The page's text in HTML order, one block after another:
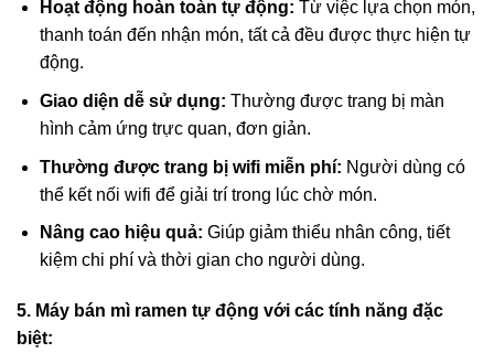
Hoạt động hoàn toàn tự động: Từ việc lựa chọn món,
thanh toán đến nhận món, tất cả đều được thực hiện tự
động.
Giao diện dễ sử dụng: Thường được trang bị màn
hình cảm ứng trực quan, đơn giản.
Thường được trang bị wifi miễn phí: Người dùng có
thể kết nối wifi để giải trí trong lúc chờ món.
Nâng cao hiệu quả: Giúp giảm thiểu nhân công, tiết
kiệm chi phí và thời gian cho người dùng.
5. Máy bán mì ramen tự động với các tính năng đặc
biệt: